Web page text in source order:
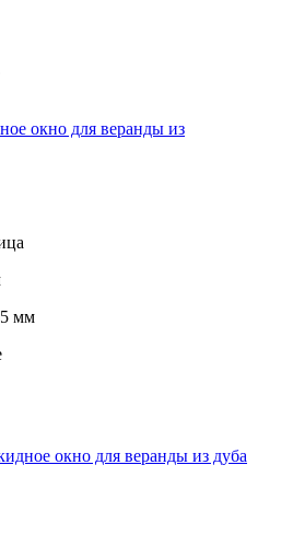
окно для веранды из
мм
окно для веранды из дуба